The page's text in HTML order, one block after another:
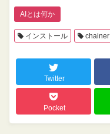
AIとは何か
インストール chainer
Twitter
Pocket